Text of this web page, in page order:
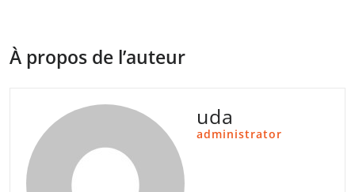
À propos de l’auteur
uda
administrator